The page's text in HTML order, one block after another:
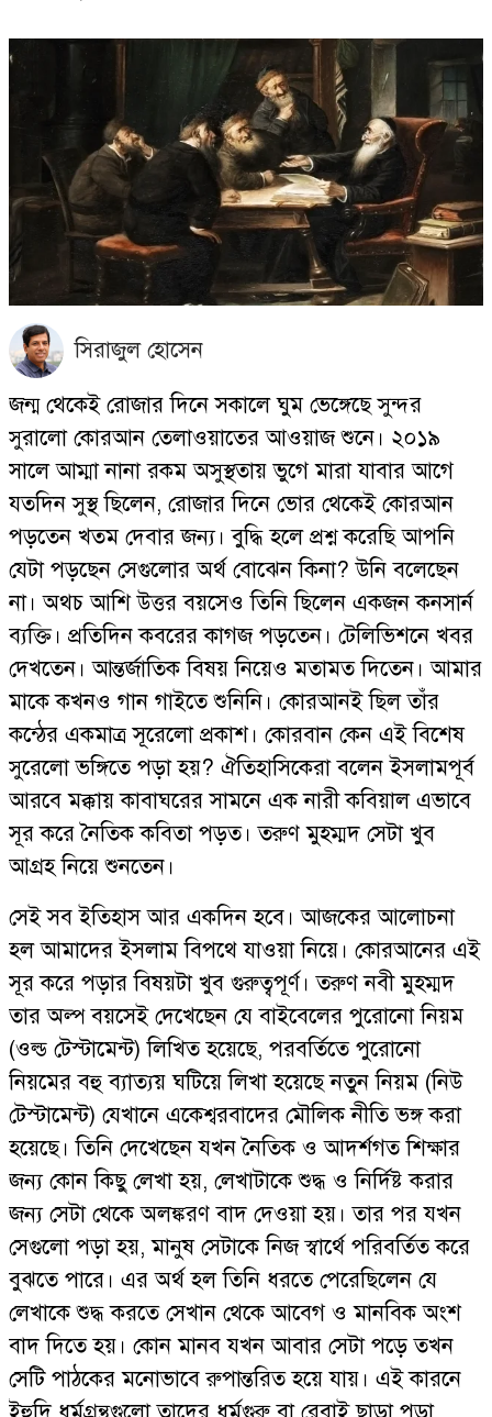
সিরাজুল হোসেন
জন্ম থেকেই রোজার দিনে সকালে ঘুম ভেঙ্গেছে সুন্দর
সুরালো কোরআন তেলাওয়াতের আওয়াজ শুনে। ২০১৯
সালে আম্মা নানা রকম অসুস্থতায় ভুগে মারা যাবার আগে
যতদিন সুস্থ ছিলেন, রোজার দিনে ভোর থেকেই কোরআন
পড়তেন খতম দেবার জন্য। বুদ্ধি হলে প্রশ্ন করেছি আপনি
যেটা পড়ছেন সেগুলোর অর্থ বোঝেন কিনা? উনি বলেছেন
না। অথচ আশি উত্তর বয়সেও তিনি ছিলেন একজন কনসার্ন
ব্যক্তি। প্রতিদিন কবরের কাগজ পড়তেন। টেলিভিশনে খবর
দেখতেন। আন্তর্জাতিক বিষয় নিয়েও মতামত দিতেন। আমার
মাকে কখনও গান গাইতে শুনিনি। কোরআনই ছিল তাঁর
কন্ঠের একমাত্র সূরেলো প্রকাশ। কোরবান কেন এই বিশেষ
সুরেলো ভঙ্গিতে পড়া হয়? ঐতিহাসিকেরা বলেন ইসলামপূর্ব
আরবে মক্কায় কাবাঘরের সামনে এক নারী কবিয়াল এভাবে
সূর করে নৈতিক কবিতা পড়ত। তরুণ মুহম্মদ সেটা খুব
আগ্রহ নিয়ে শুনতেন।
সেই সব ইতিহাস আর একদিন হবে। আজকের আলোচনা
হল আমাদের ইসলাম বিপথে যাওয়া নিয়ে। কোরআনের এই
সূর করে পড়ার বিষয়টা খুব গুরুত্বপূর্ণ। তরুণ নবী মুহম্মদ
তার অল্প বয়সেই দেখেছেন যে বাইবেলের পুরোনো নিয়ম
(ওল্ড টেস্টামেন্ট) লিখিত হয়েছে, পরবর্তিতে পুরোনো
নিয়মের বহু ব্যাত্যয় ঘটিয়ে লিখা হয়েছে নতুন নিয়ম (নিউ
টেস্টামেন্ট) যেখানে একেশ্বরবাদের মৌলিক নীতি ভঙ্গ করা
হয়েছে। তিনি দেখেছেন যখন নৈতিক ও আদর্শগত শিক্ষার
জন্য কোন কিছু লেখা হয়, লেখাটাকে শুদ্ধ ও নির্দিষ্ট করার
জন্য সেটা থেকে অলঙ্করণ বাদ দেওয়া হয়। তার পর যখন
সেগুলো পড়া হয়, মানুষ সেটাকে নিজ স্বার্থে পরিবর্তিত করে
বুঝতে পারে। এর অর্থ হল তিনি ধরতে পেরেছিলেন যে
লেখাকে শুদ্ধ করতে সেখান থেকে আবেগ ও মানবিক অংশ
বাদ দিতে হয়। কোন মানব যখন আবার সেটা পড়ে তখন
সেটি পাঠকের মনোভাবে রুপান্তরিত হয়ে যায়। এই কারনে